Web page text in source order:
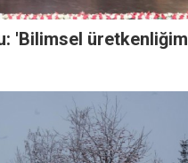
'Bilimsel